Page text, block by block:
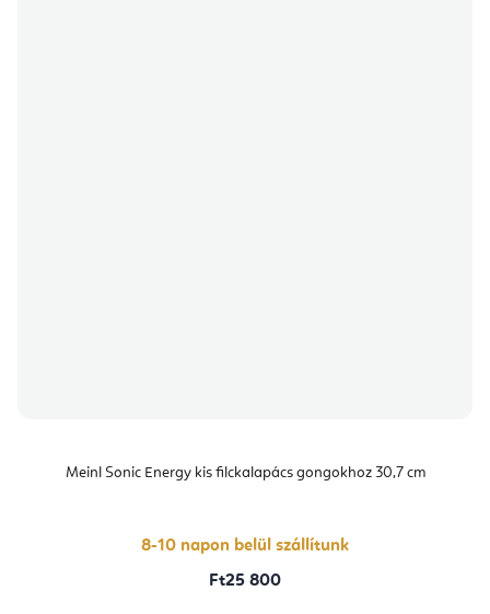
Meinl Sonic Energy kis filckalapács gongokhoz 30,7 cm
8-10 napon belül szállítunk
Ft25 800